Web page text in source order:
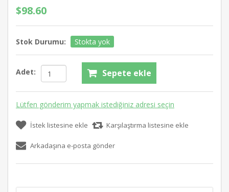
$98.60
Stok Durumu: Stokta yok
Adet: Sepete ekle
Lütfen gönderim yapmak istediğiniz adresi seçin
İstek listesine ekle Karşılaştırma listesine ekle
Arkadaşına e-posta gönder